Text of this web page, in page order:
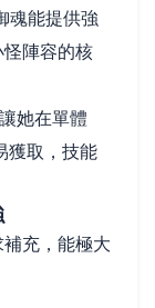
魂能提供強
陣容的核
她在單體
獲取，技能
充，能極大